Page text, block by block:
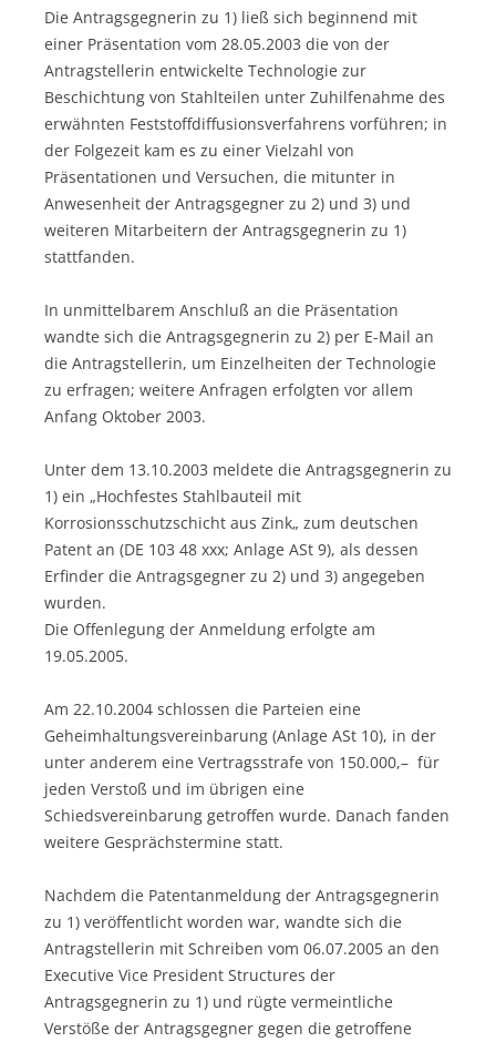
Die Antragsgegnerin zu 1) ließ sich beginnend mit
einer Präsentation vom 28.05.2003 die von der
Antragstellerin entwickelte Technologie zur
Beschichtung von Stahlteilen unter Zuhilfenahme des
erwähnten Feststoffdiffusionsverfahrens vorführen; in
der Folgezeit kam es zu einer Vielzahl von
Präsentationen und Versuchen, die mitunter in
Anwesenheit der Antragsgegner zu 2) und 3) und
weiteren Mitarbeitern der Antragsgegnerin zu 1)
stattfanden.
In unmittelbarem Anschluß an die Präsentation
wandte sich die Antragsgegnerin zu 2) per E-Mail an
die Antragstellerin, um Einzelheiten der Technologie
zu erfragen; weitere Anfragen erfolgten vor allem
Anfang Oktober 2003.
Unter dem 13.10.2003 meldete die Antragsgegnerin zu
1) ein „Hochfestes Stahlbauteil mit
Korrosionsschutzschicht aus Zink„ zum deutschen
Patent an (DE 103 48 xxx; Anlage ASt 9), als dessen
Erfinder die Antragsgegner zu 2) und 3) angegeben
wurden.
Die Offenlegung der Anmeldung erfolgte am
19.05.2005.
Am 22.10.2004 schlossen die Parteien eine
Geheimhaltungsvereinbarung (Anlage ASt 10), in der
unter anderem eine Vertragsstrafe von 150.000,–  für
jeden Verstoß und im übrigen eine
Schiedsvereinbarung getroffen wurde. Danach fanden
weitere Gesprächstermine statt.
Nachdem die Patentanmeldung der Antragsgegnerin
zu 1) veröffentlicht worden war, wandte sich die
Antragstellerin mit Schreiben vom 06.07.2005 an den
Executive Vice President Structures der
Antragsgegnerin zu 1) und rügte vermeintliche
Verstöße der Antragsgegner gegen die getroffene